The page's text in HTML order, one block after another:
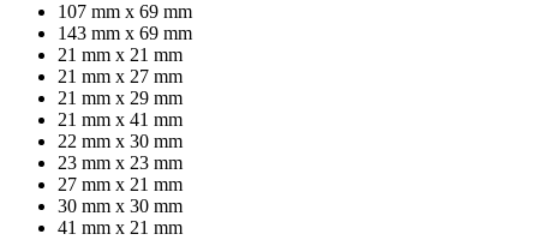
107 mm x 69 mm
143 mm x 69 mm
21 mm x 21 mm
21 mm x 27 mm
21 mm x 29 mm
21 mm x 41 mm
22 mm x 30 mm
23 mm x 23 mm
27 mm x 21 mm
30 mm x 30 mm
41 mm x 21 mm